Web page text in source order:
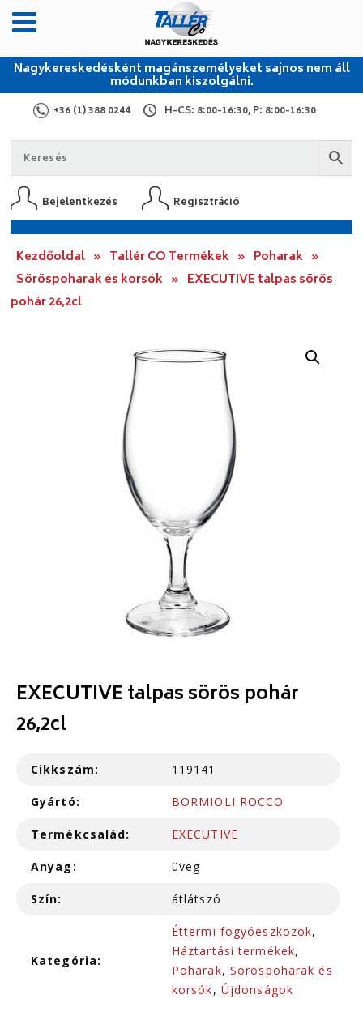
Nagykereskedésként magánszemélyeket sajnos nem áll
módunkban kiszolgálni.
+36 (1) 388 0244 H-CS: 8:00-16:30, P: 8:00-16:30
Bejelentkezés Regisztráció
Kezdőoldal » Tallér CO Termékek » Poharak »
Söröspoharak és korsók » EXECUTIVE talpas sörös
pohár 26,2cl
EXECUTIVE talpas sörös pohár
26,2cl
Cikkszám: 119141
Gyártó: BORMIOLI ROCCO
Termékcsalád: EXECUTIVE
Anyag: üveg
Szín: átlátszó
Kategória:
Éttermi fogyóeszközök,
Háztartási termékek,
Poharak, Söröspoharak és
korsók, Újdonságok